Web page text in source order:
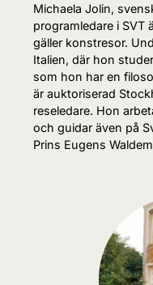
Michaela Jolin,
programledare i SVT
gäller konstresor.
Italien, där hon
som hon har en
är auktoriserad
reseledare. Hon
och guidar även på
Prins Eugens